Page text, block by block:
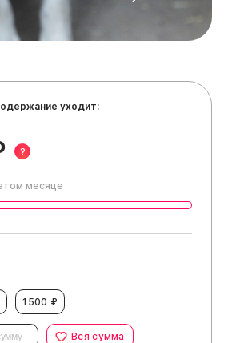
уходит:
?
месяце
1500 ₽
Вся сумма